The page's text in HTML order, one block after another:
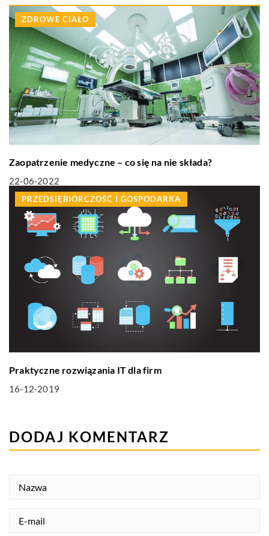
ZDROWE CIAŁO
Zaopatrzenie medyczne – co się na nie składa?
22-06-2022
PRZEDSIĘBIORCZOŚĆ I GOSPODARKA
Praktyczne rozwiązania IT dla firm
16-12-2019
DODAJ KOMENTARZ